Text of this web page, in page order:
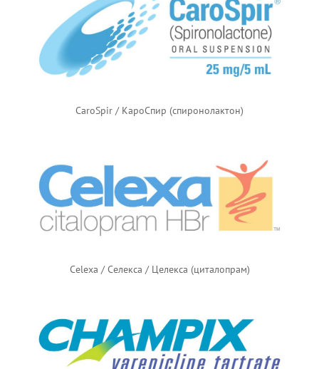
CaroSpir / КароСпир (спиронолактон)
Celexa / Селекса / Целекса (циталопрам)